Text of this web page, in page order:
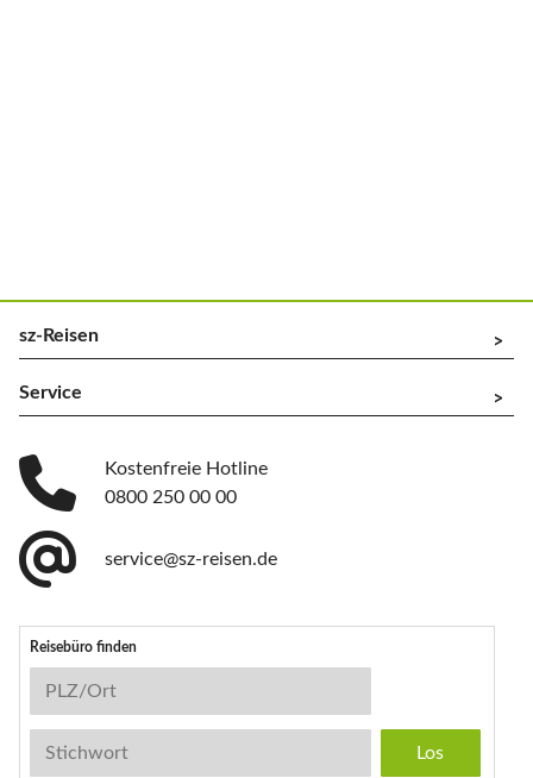
sz-Reisen ^
Service ^
Kostenfreie Hotline
0800 250 00 00
service@sz-reisen.de
Reisebüro finden
Reisebüro-Suche
PLZ/Ort